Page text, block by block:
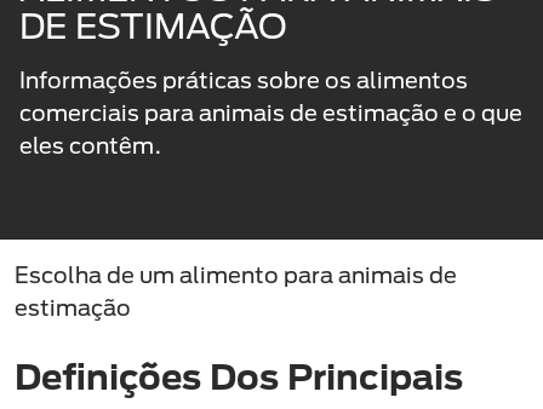
DE ESTIMAÇÃO
Informações práticas sobre os alimentos
comerciais para animais de estimação e o que
eles contêm.
Escolha de um alimento para animais de
estimação
Definições Dos Principais